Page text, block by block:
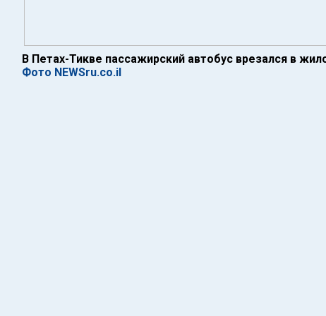
В Петах-Тикве пассажирский автобус врезался в
Фото NEWSru.co.il